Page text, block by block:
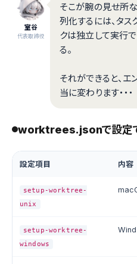
室谷
代表取締役
そこが腕の見せ所
列化するには、タス
クは独立して実行
る。
それができると、
当に変わります・・・
worktrees.jsonで設定
設定項目 内容
setup-worktree-
unix
setup-worktree-
windows